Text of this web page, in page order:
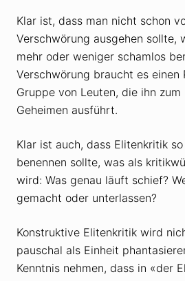
Klar ist, dass man nicht schon
Verschwörung ausgehen sollte,
mehr oder weniger schamlos
Verschwörung braucht es einen
Gruppe von Leuten, die ihn
Geheimen ausführt.
Klar ist auch, dass Elitenkritik
benennen sollte, was als
wird: Was genau läuft schief?
gemacht oder unterlassen?
Konstruktive Elitenkritik wird
pauschal als Einheit
Kenntnis nehmen, dass in «der